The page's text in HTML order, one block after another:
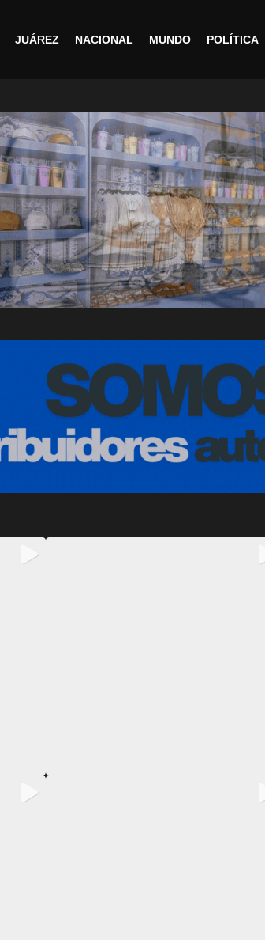
JUÁREZ NACIONAL MUNDO POLÍTICA